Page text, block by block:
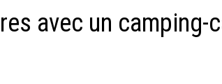
avec un camping-